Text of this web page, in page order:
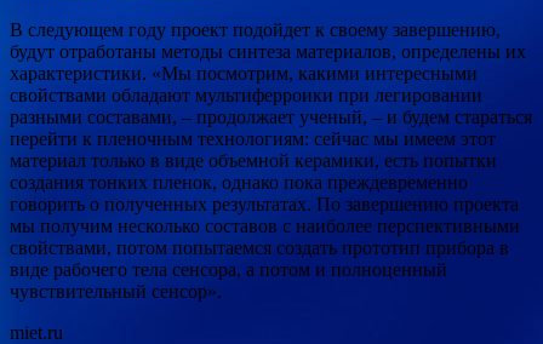
В следующем году проект подойдет к своему завершению,
будут отработаны методы синтеза материалов, определены их
характеристики. «Мы посмотрим, какими интересными
свойствами обладают мультиферроики при легировании
разными составами, – продолжает ученый, – и будем стараться
перейти к пленочным технологиям: сейчас мы имеем этот
материал только в виде объемной керамики, есть попытки
создания тонких пленок, однако пока преждевременно
говорить о полученных результатах. По завершению проекта
мы получим несколько составов с наиболее перспективными
свойствами, потом попытаемся создать прототип прибора в
виде рабочего тела сенсора, а потом и полноценный
чувствительный сенсор».
miet.ru